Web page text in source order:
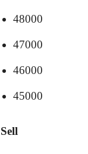
48000
47000
46000
45000
Sell